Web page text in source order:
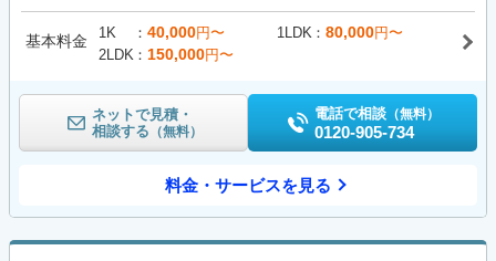
基本料金 1K 40,000円〜 1LDK 80,000円〜
2LDK
150,000円〜
ネットで見積・
相談する （無料）
電話で相談 （無料）
0120-905-734
料金・サービスを見る